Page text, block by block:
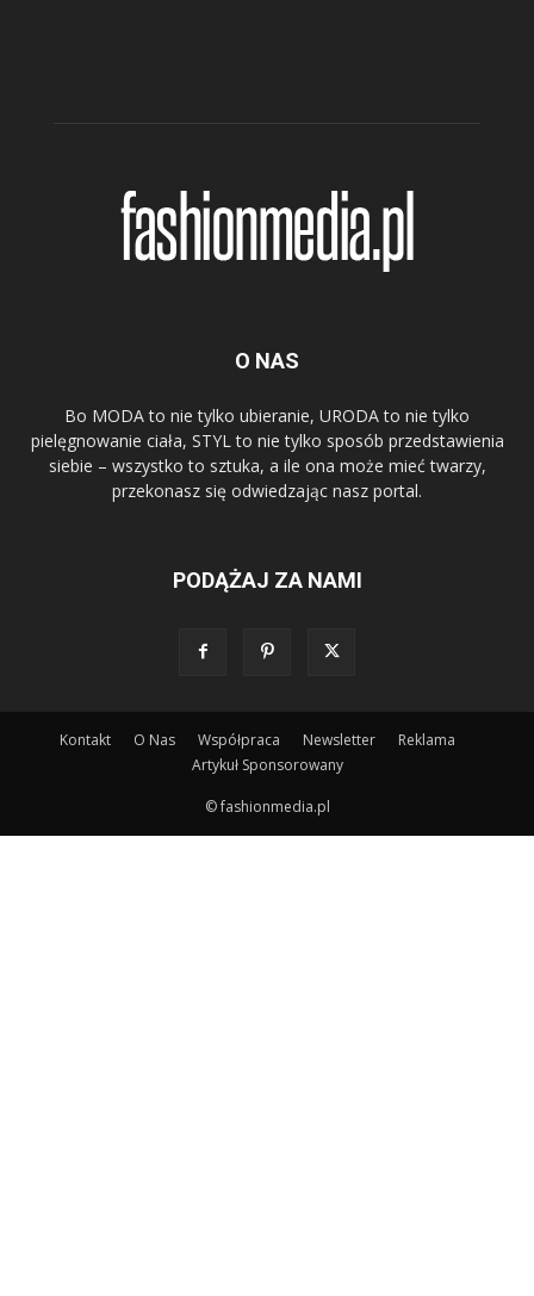
O NAS
Bo MODA to nie tylko ubieranie, URODA to nie tylko
pielęgnowanie ciała, STYL to nie tylko sposób przedstawienia
siebie – wszystko to sztuka, a ile ona może mieć twarzy,
przekonasz się odwiedzając nasz portal.
PODĄŻAJ ZA NAMI
Kontakt O Nas Współpraca Newsletter
Reklama
Artykuł Sponsorowany
© fashionmedia.pl